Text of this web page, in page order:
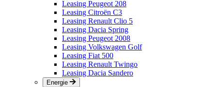
Leasing Peugeot 208
Leasing Citroën C3
Leasing Renault Clio 5
Leasing Dacia Spring
Leasing Peugeot 2008
Leasing Volkswagen Golf
Leasing Fiat 500
Leasing Renault Twingo
Leasing Dacia Sandero
Energie